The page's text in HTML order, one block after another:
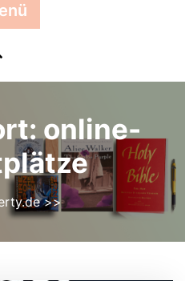
online-
>>